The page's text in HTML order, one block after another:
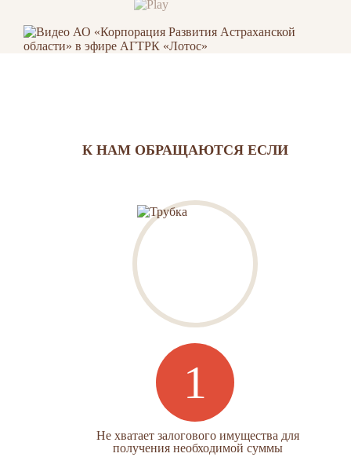
К НАМ ОБРАЩАЮТСЯ ЕСЛИ
Не хватает залогового имущества для
получения необходимой суммы